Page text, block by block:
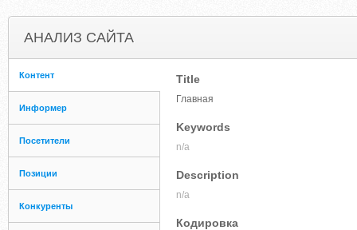
АНАЛИЗ САЙТА
Контент
Информер
Посетители
Позиции
Конкуренты
Title
Главная
Keywords
n/a
Description
n/a
Кодировка